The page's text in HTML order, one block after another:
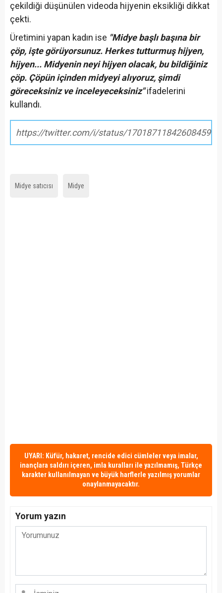
çekildiği düşünülen videoda hijyenin eksikliği dikkat
çekti.
Üretimini yapan kadın ise "Midye başlı başına bir
çöp, işte görüyorsunuz. Herkes tutturmuş hijyen,
hijyen... Midyenin neyi hijyen olacak, bu bildiğiniz
çöp. Çöpün içinden midyeyi alıyoruz, şimdi
göreceksiniz ve inceleyeceksiniz"ifadelerini
kullandı.
https://twitter.com/i/status/1701871184260845959
Midye satıcısı Midye
UYARI: Küfür, hakaret, rencide edici cümleler veya imalar,
inançlara saldırı içeren, imla kuralları ile yazılmamış, Türkçe
karakter kullanılmayan ve büyük harflerle yazılmış yorumlar
onaylanmayacaktır.
Yorum yazın